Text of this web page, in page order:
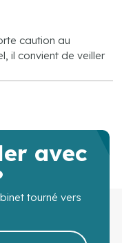
caution au
il convient de veiller
avec
tourné vers